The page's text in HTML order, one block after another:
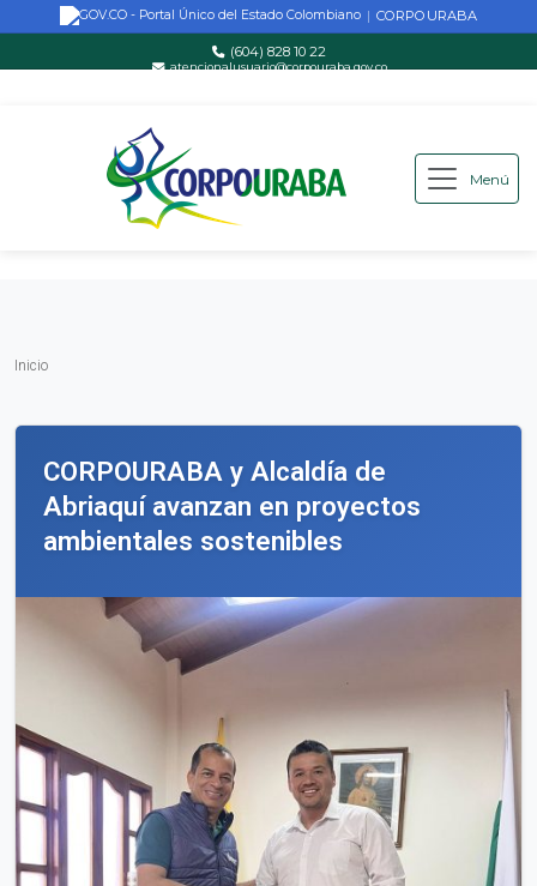
Saltar al contenido principal
| CORPOURABA
(604) 828 10 22
atencionalusuario@corpouraba.gov.co
Menú
Inicio
CORPOURABA y Alcaldía de
Abriaquí avanzan en proyectos
ambientales sostenibles